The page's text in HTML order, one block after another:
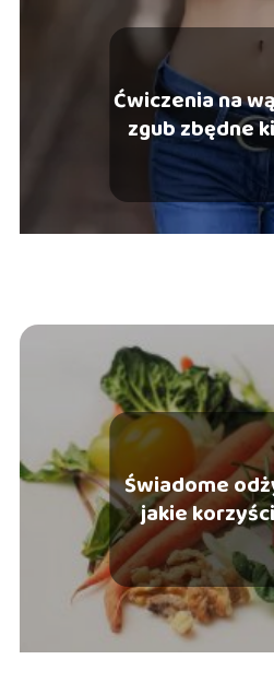
Ćwiczenia na
zgub zbędne
Świadome
jakie